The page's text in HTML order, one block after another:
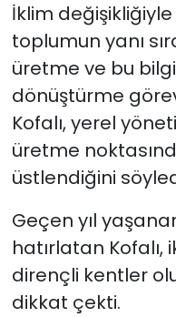
İklim
toplumun yanı
üretme ve bu
dönüştürme
Kofalı, yerel
üretme
üstlendiğini
Geçen yıl
hatırlatan Kofalı,
dirençli kentler
dikkat çekti.